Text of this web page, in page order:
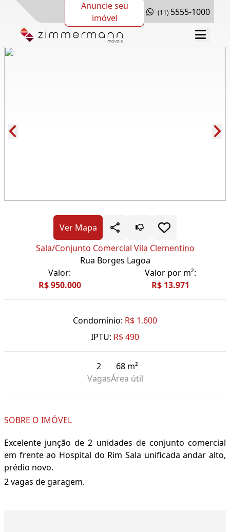
Anuncie seu
imóvel
(11) 5555-1000
Ver Mapa
Sala/Conjunto Comercial Vila Clementino
Rua Borges Lagoa
Valor:
R$ 950.000
Valor por m²:
R$ 13.971
Condomínio: R$ 1.600
IPTU: R$ 490
2
Vagas
68 m²
Área útil
SOBRE O IMÓVEL
Excelente junção de 2 unidades de conjunto comercial
em frente ao Hospital do Rim Sala unificada andar alto,
prédio novo.
2 vagas de garagem.